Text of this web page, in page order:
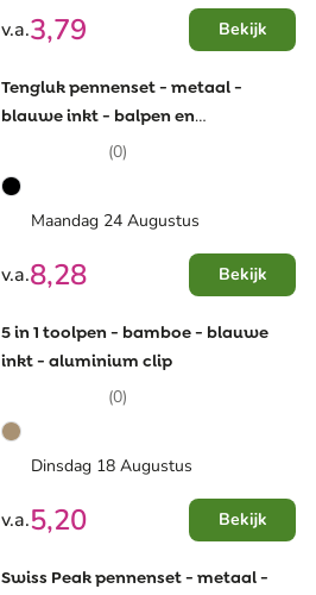
v.a.3,79 Bekijk
Tengluk pennenset - metaal -
blauwe inkt - balpen en
rollerbalpen - geschenkverpakking
(0)
Maandag 24 Augustus
v.a.8,28 Bekijk
5 in 1 toolpen - bamboe - blauwe
inkt - aluminium clip
(0)
Dinsdag 18 Augustus
v.a.5,20 Bekijk
Swiss Peak pennenset - metaal -